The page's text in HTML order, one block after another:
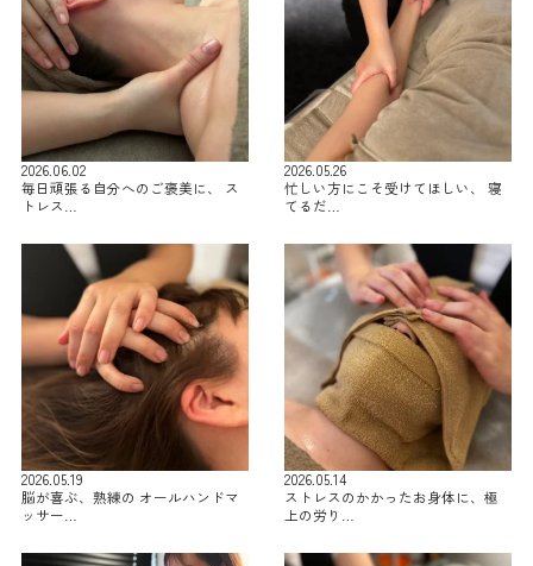
2026.06.02
毎日頑張る自分へのご褒美に、 ス
トレス…
2026.05.26
忙しい方にこそ受けてほしい、 寝
てるだ…
2026.05.19
脳が喜ぶ、熟練の オールハンドマ
ッサー…
2026.05.14
ストレスのかかったお身体に、極
上の労り…